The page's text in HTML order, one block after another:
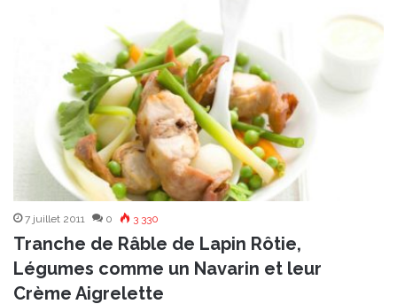
7 juillet 2011 0 3 330
Tranche de Râble de Lapin Rôtie,
Légumes comme un Navarin et leur
Crème Aigrelette